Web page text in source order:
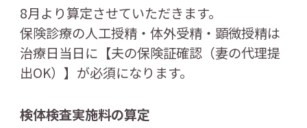
8月より算定させていただきます。
保険診療の人工授精・体外受精・顕微授精は
治療日当日に【夫の保険証確認（妻の代理提
出OK）】が必須になります。
検体検査実施料の算定